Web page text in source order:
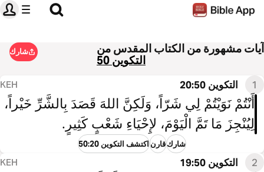
آيات مشهورة من الكتاب المقدس من
التكوين 50
شارك
1 التكوين 20:50 KEH
أَنْتُمْ نَوَيْتُمْ لِي شَرّاً، وَلَكِنَّ اللهَ قَصَدَ بِالشَّرِّ خَيْراً،
لِيُنْجِزَ مَا تَمَّ الْيَوْمَ، لإِحْيَاءِ شَعْبٍ كَثِيرٍ.
شاركقارناكتشف التكوين 50:20
2 التكوين 19:50 KEH